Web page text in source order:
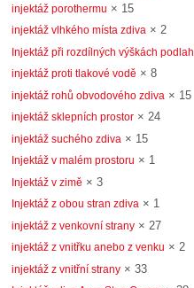
injektáž porothermu × 15
injektáž vlhkého místa zdiva × 2
Injektáž při rozdílných výškách podlah
injektáž proti tlakové vodě × 8
injektáž rohů obvodového zdiva × 15
injektáž sklepních prostor × 24
injektáž suchého zdiva × 15
Injektáž v malém prostoru × 1
Injektáž v zimě × 3
Injektáž z obou stran zdiva × 1
injektáž z venkovní strany × 27
injektáž z vnitřku anebo z venku × 2
injektáž z vnitřní strany × 33